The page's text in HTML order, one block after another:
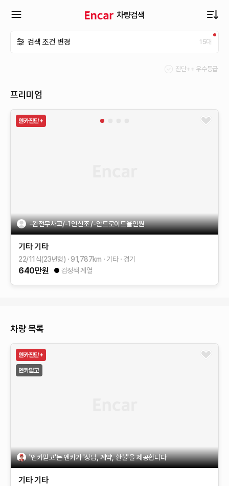
차량검색
뉴
검색 조건 변경 15대
진단++ 우수등급
프리미엄
-완전무사고/-1인신조 /-안드로이드올인원
기타기타
22/11식(23년형) 91,787km 기타 경기
640만원 검정색 계열
차량 목록
'엔카믿고'는 엔카가 '상담, 계약, 환불'을 제공합니다
기타기타